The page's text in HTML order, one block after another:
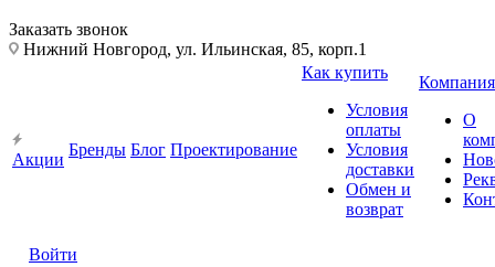
Заказать звонок
Нижний Новгород, ул. Ильинская, 85, корп.1
Акции
Бренды Блог Проектирование
Как купить
Условия
оплаты
Условия
доставки
Обмен и
возврат
Компания
О
Войти